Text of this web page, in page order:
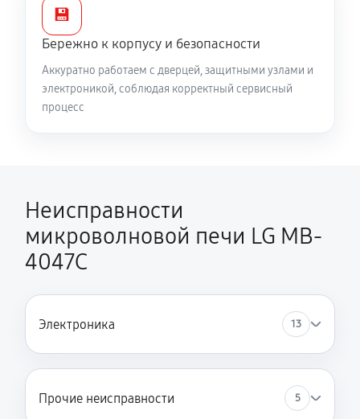
💾
Бережно к корпусу и безопасности
Аккуратно работаем с дверцей, защитными узлами и
электроникой, соблюдая корректный сервисный
процесс
Неисправности
микроволновой печи LG MB-
4047C
Электроника 13
Прочие неисправности 5